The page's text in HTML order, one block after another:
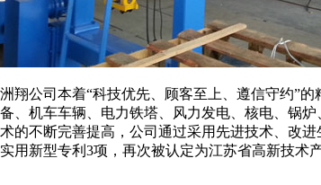
洲翔公司本着“科技优先、顾客至上、遵信守约”
备、机车车辆、电力铁塔、风力发电、核电、锅
术的不断完善提高，公司通过采用先进技术、改
实用新型专利3项，再次被认定为江苏省高新技术产